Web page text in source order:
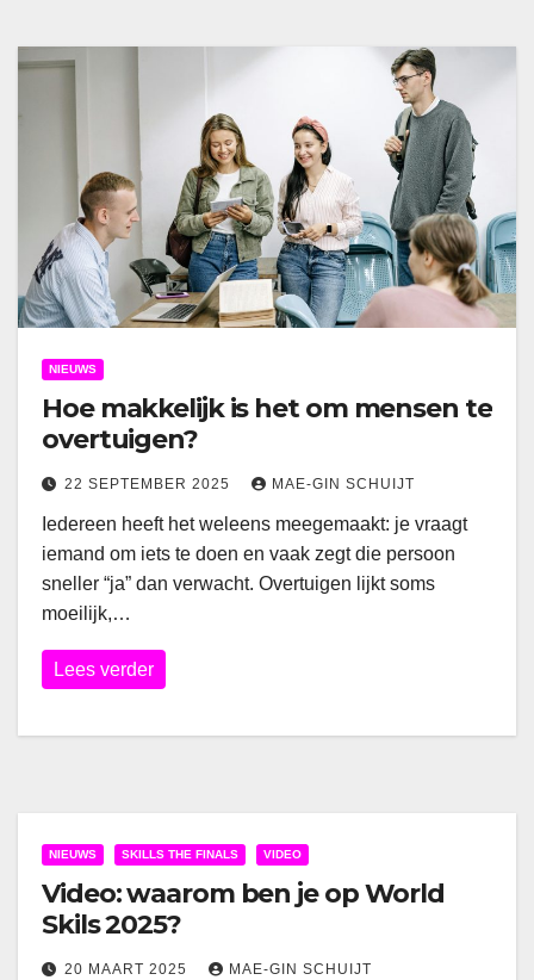
NIEUWS
Hoe makkelijk is het om mensen te
overtuigen?
22 SEPTEMBER 2025 MAE-GIN SCHUIJT
Iedereen heeft het weleens meegemaakt: je vraagt
iemand om iets te doen en vaak zegt die persoon
sneller “ja” dan verwacht. Overtuigen lijkt soms
moeilijk,…
Lees verder
NIEUWS SKILLS THE FINALS VIDEO
Video: waarom ben je op World
Skils 2025?
20 MAART 2025 MAE-GIN SCHUIJT